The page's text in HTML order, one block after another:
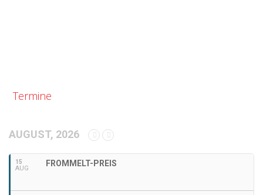
Termine
AUGUST, 2026
15
AUG
FROMMELT-PREIS